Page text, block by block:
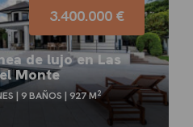
de lujo en Las
Monte
9 BAÑOS 927 M2
3.400.000 €